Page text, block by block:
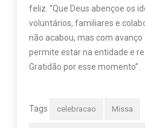
feliz. “Que Deus abençoe os
voluntários, familiares e
não acabou, mas com avanço
permite estar na entidade e
Gratidão por esse momento”.
Tags celebracao Missa